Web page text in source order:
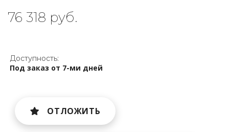
76 318 руб.
Доступность:
Под заказ от 7-ми дней
ОТЛОЖИТЬ